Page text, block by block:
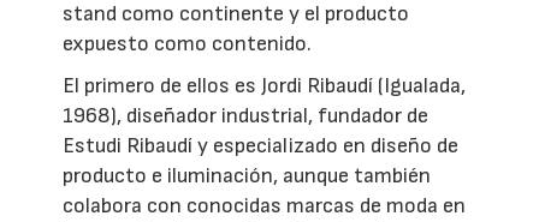
stand como continente y el producto
expuesto como contenido.
El primero de ellos es Jordi Ribaudí (Igualada,
1968), diseñador industrial, fundador de
Estudi Ribaudí y especializado en diseño de
producto e iluminación, aunque también
colabora con conocidas marcas de moda en